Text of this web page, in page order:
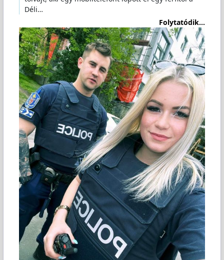
Déli…
Folytatódik...